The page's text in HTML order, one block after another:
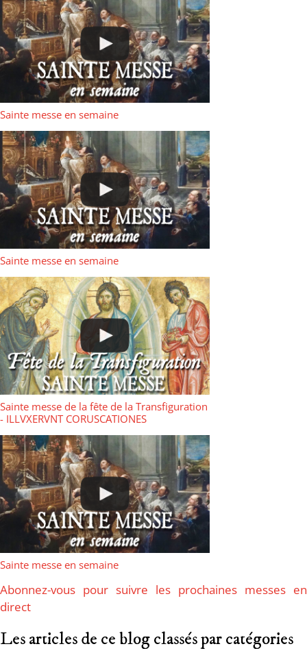
Sainte messe en semaine
Sainte messe en semaine
Sainte messe de la fête de la Transfiguration
- ILLVXERVNT CORUSCATIONES
Sainte messe en semaine
Abonnez-vous pour suivre les prochaines messes en
direct
Les articles de ce blog classés par catégories